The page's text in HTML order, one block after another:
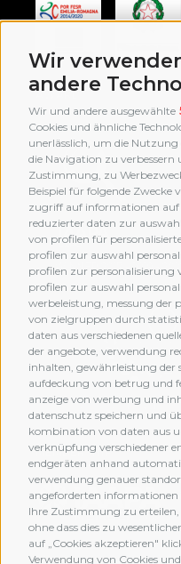
Wir
andere
Wir und andere ausgewählte
Cookies und ähnliche
unerlässlich, um die
die Navigation zu
Zustimmung, zu
Beispiel für folgende Zwecke
zugriff auf informationen
reduzierter daten zur
von profilen für
profilen zur auswahl
profilen zur
profilen zur auswahl
werbeleistung, messung der
von zielgruppen durch
daten aus verschiedenen
der angebote, verwendung
inhalten, gewährleistung der
aufdeckung von betrug und
anzeige von werbung und
datenschutz speichern und
kombination von daten aus
verknüpfung verschiedener
endgeräten anhand
verwendung genauer
angeforderten informationen
Ihre Zustimmung zu
ohne dass dies zu
auf „Cookies akzeptieren"
Verwendung von Cookies
AWARD
MEMBERSHIP